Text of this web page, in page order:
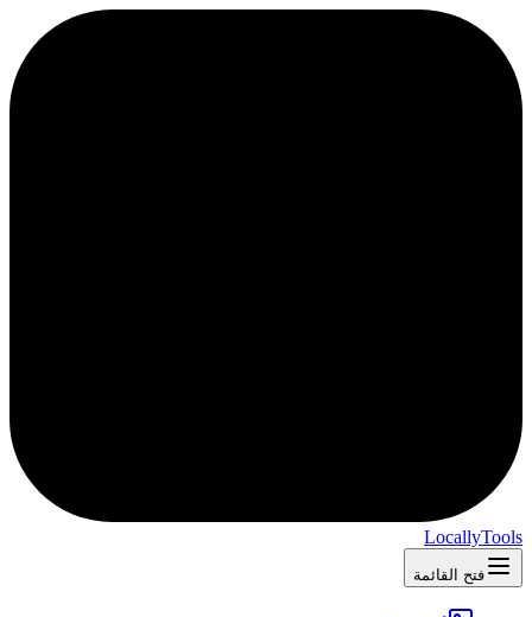
LocallyTools
فتح القائمة